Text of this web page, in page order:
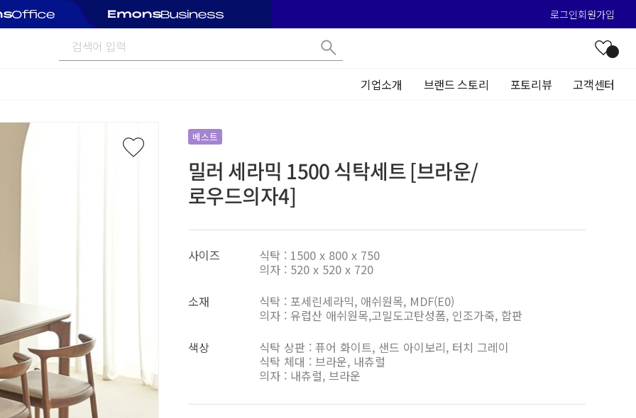
로그인회원가입
기업소개 브랜드 스토리 포토리뷰 고객센터
베스트
밀러 세라믹 1500 식탁세트 [브라운/
로우드의자4]
사이즈
식탁 : 1500 x 800 x 750
의자 : 520 x 520 x 720
소재
식탁 : 포세린세라믹, 애쉬원목, MDF(E0)
의자 : 유럽산 애쉬원목,고밀도고탄성폼, 인조가죽, 합판
색상
식탁 상판 : 퓨어 화이트, 샌드 아이보리, 터치 그레이
식탁 체대 : 브라운, 내츄럴
의자 : 내츄럴, 브라운